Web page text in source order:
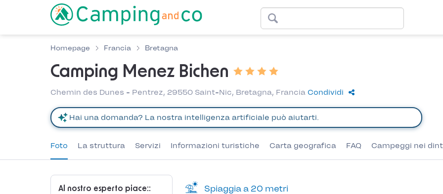
Homepage Francia Bretagna
Camping Menez Bichen
Chemin des Dunes - Pentrez, 29550 Saint-Nic, Bretagna, Francia Condividi
Foto La struttura Servizi Informazioni turistiche Carta geografica FAQ Campeggi nei
Al nostro esperto piace:: Spiaggia a 20 metri